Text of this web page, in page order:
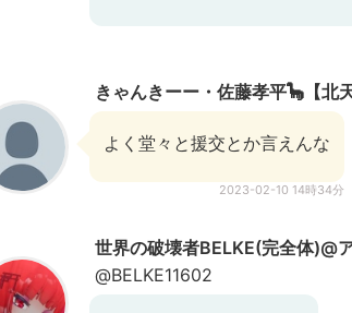
きゃんきーー・佐藤孝平🦕【北
よく堂々と援交とか言えんな
2023-02-10 14時34分
世界の破壊者BELKE(完全体)@
@BELKE11602